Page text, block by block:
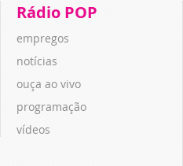
Rádio POP
empregos
notícias
ouça ao vivo
programação
vídeos